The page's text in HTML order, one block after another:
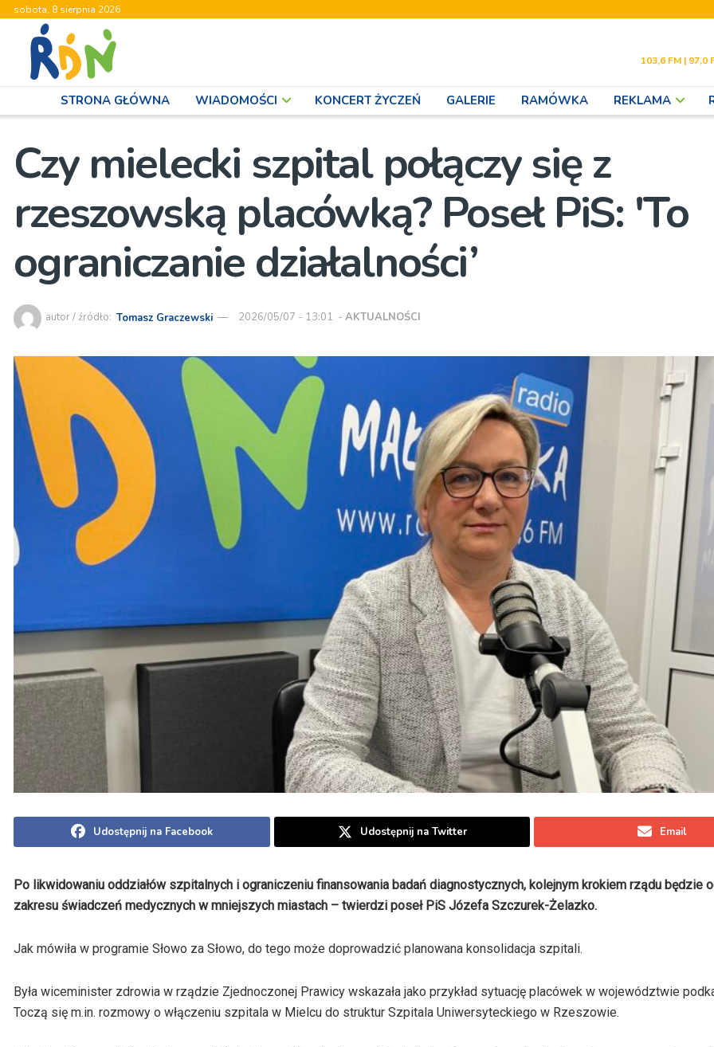
sobota, 8 sierpnia 2026
103,6 FM | 97,0
STRONA GŁÓWNA WIADOMOŚCI KONCERT ŻYCZEŃ GALERIE RAMÓWKA REKLAMA
Czy mielecki szpital połączy się z
rzeszowską placówką? Poseł PiS: 'To
ograniczanie działalności’
autor / źródło: Tomasz Graczewski 2026/05/07 - 13:01 - AKTUALNOŚCI
Udostępnij na Facebook Udostępnij na Twitter Email
Po likwidowaniu oddziałów szpitalnych i ograniczeniu finansowania badań diagnostycznych, kolejnym krokiem rządu będzie
zakresu świadczeń medycznych w mniejszych miastach – twierdzi poseł PiS Józefa Szczurek-Żelazko.
Jak mówiła w programie Słowo za Słowo, do tego może doprowadzić planowana konsolidacja szpitali.
Była wiceminister zdrowia w rządzie Zjednoczonej Prawicy wskazała jako przykład sytuację placówek w województwie
Toczą się m.in. rozmowy o włączeniu szpitala w Mielcu do struktur Szpitala Uniwersyteckiego w Rzeszowie.